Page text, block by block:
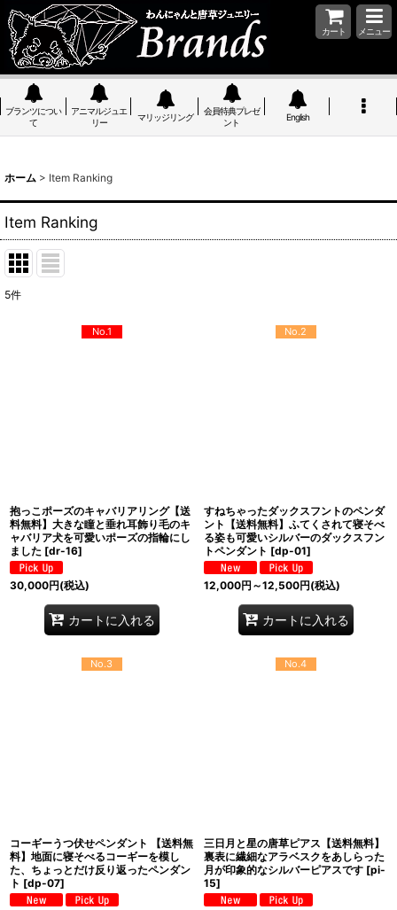
カート メニュー
ブランツについ
て
アニマルジュエ
リー
マリッジリング
会員特典プレゼ
ント
English
ホーム > Item Ranking
Item Ranking
5件
No.1
抱っこポーズのキャバリアリング【送
料無料】大きな瞳と垂れ耳飾り毛のキ
ャバリア犬を可愛いポーズの指輪にし
ました [dr-16]
30,000円(税込)
カートに入れる
No.2
すねちゃったダックスフントのペンダ
ント【送料無料】ふてくされて寝そべ
る姿も可愛いシルバーのダックスフン
トペンダント [dp-01]
12,000円 ～12,500円(税込)
カートに入れる
No.3
コーギーうつ伏せペンダント 【送料無
料】地面に寝そべるコーギーを模し
た、ちょっとだけ反り返ったペンダン
ト [dp-07]
No.4
三日月と星の唐草ピアス【送料無料】
裏表に繊細なアラベスクをあしらった
月が印象的なシルバーピアスです [pi-
15]